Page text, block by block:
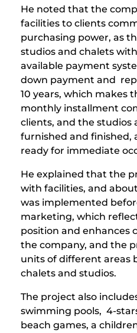
He noted that the
facilities to clients
purchasing power, as
studios and chalets
available payment
down payment and
10 years, which makes
monthly installment
clients, and the studios
furnished and finished,
ready for immediate
He explained that the
with facilities, and
was implemented
marketing, which
position and enhances
the company, and the
units of different areas
chalets and studios.
The project also
swimming pools, 4-
beach games, a